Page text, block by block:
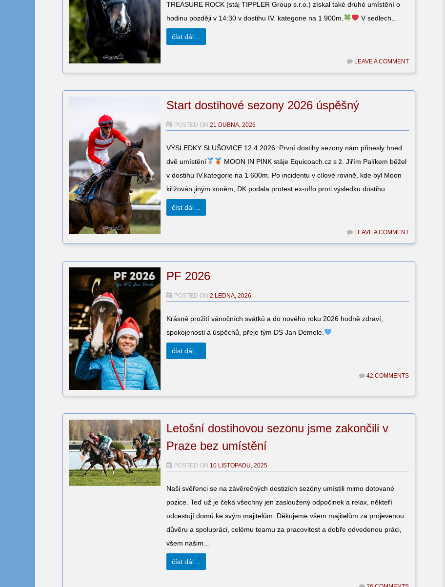
TREASURE ROCK (stáj TIPPLER Group s.r.o.) získal také druhé umístění o
hodinu později v 14:30 v dostihu IV. kategorie na 1 900m.
V sedlech…
číst dál…
LEAVE A COMMENT
Start dostihové sezony 2026 úspěšný
POSTED ON 21 DUBNA, 2026
VÝSLEDKY SLUŠOVICE 12.4.2026: První dostihy sezony nám přinesly hned
dvě umístění
MOON IN PINK stáje Equicoach.cz s ž. Jiřím Palíkem běžel
v dostihu IV.kategorie na 1 600m. Po incidentu v cílové rovině, kde byl Moon
křižován jiným koněm, DK podala protest ex-offo proti výsledku dostihu.…
číst dál…
LEAVE A COMMENT
PF 2026
POSTED ON 2 LEDNA, 2026
Krásné prožití vánočních svátků a do nového roku 2026 hodně zdraví,
spokojenosti a úspěchů, přeje tým DS Jan Demele.
číst dál…
42 COMMENTS
Letošní dostihovou sezonu jsme zakončili v
Praze bez umístění
POSTED ON 10 LISTOPADU, 2025
Naši svěřenci se na závěrečných dostizích sezóny umístili mimo dotované
pozice. Teď už je čeká všechny jen zasloužený odpočinek a relax, někteří
odcestují domů ke svým majitelům. Děkujeme všem majitelům za projevenou
důvěru a spolupráci, celému teamu za pracovitost a dobře odvedenou práci,
všem našim…
číst dál…